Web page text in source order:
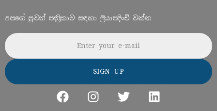
අපගේ පුවත් පත්‍රිකාව සඳහා ලියාපදිංචි වන්න
Email address